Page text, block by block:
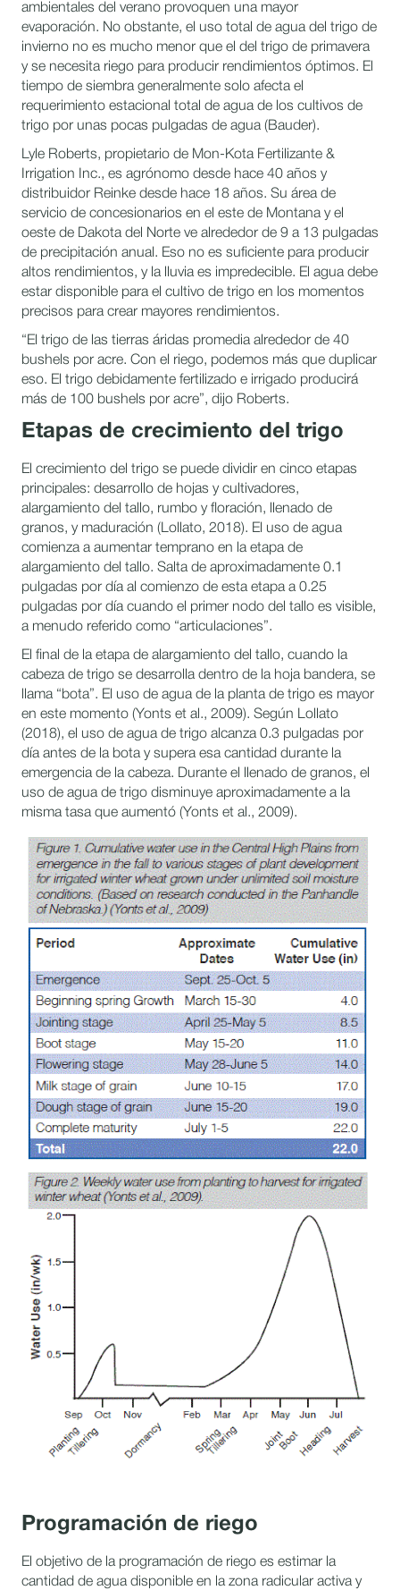
ambientales del verano provoquen una mayor
evaporación. No obstante, el uso total de agua del trigo de
invierno no es mucho menor que el del trigo de primavera
y se necesita riego para producir rendimientos óptimos. El
tiempo de siembra generalmente solo afecta el
requerimiento estacional total de agua de los cultivos de
trigo por unas pocas pulgadas de agua (Bauder).
Lyle Roberts, propietario de Mon-Kota Fertilizante &
Irrigation Inc., es agrónomo desde hace 40 años y
distribuidor Reinke desde hace 18 años. Su área de
servicio de concesionarios en el este de Montana y el
oeste de Dakota del Norte ve alrededor de 9 a 13 pulgadas
de precipitación anual. Eso no es suficiente para producir
altos rendimientos, y la lluvia es impredecible. El agua debe
estar disponible para el cultivo de trigo en los momentos
precisos para crear mayores rendimientos.
“El trigo de las tierras áridas promedia alrededor de 40
bushels por acre. Con el riego, podemos más que duplicar
eso. El trigo debidamente fertilizado e irrigado producirá
más de 100 bushels por acre”, dijo Roberts.
Etapas de crecimiento del trigo
El crecimiento del trigo se puede dividir en cinco etapas
principales: desarrollo de hojas y cultivadores,
alargamiento del tallo, rumbo y floración, llenado de
granos, y maduración (Lollato, 2018). El uso de agua
comienza a aumentar temprano en la etapa de
alargamiento del tallo. Salta de aproximadamente 0.1
pulgadas por día al comienzo de esta etapa a 0.25
pulgadas por día cuando el primer nodo del tallo es visible,
a menudo referido como “articulaciones”.
El final de la etapa de alargamiento del tallo, cuando la
cabeza de trigo se desarrolla dentro de la hoja bandera, se
llama “bota”. El uso de agua de la planta de trigo es mayor
en este momento (Yonts et al., 2009). Según Lollato
(2018), el uso de agua de trigo alcanza 0.3 pulgadas por
día antes de la bota y supera esa cantidad durante la
emergencia de la cabeza. Durante el llenado de granos, el
uso de agua de trigo disminuye aproximadamente a la
misma tasa que aumentó (Yonts et al., 2009).
Programación de riego
El objetivo de la programación de riego es estimar la
cantidad de agua disponible en la zona radicular activa y